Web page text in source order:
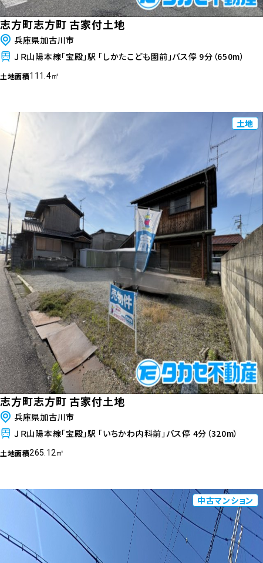
志方町志方町 古家付土地
兵庫県加古川市
ＪＲ山陽本線「宝殿」駅 「しかたこども園前」バス停 9分（650m）
土地面積111.4㎡
土地
志方町志方町 古家付土地
兵庫県加古川市
ＪＲ山陽本線「宝殿」駅 「いちかわ内科前」バス停 4分（320m）
土地面積265.12㎡
中古マンション